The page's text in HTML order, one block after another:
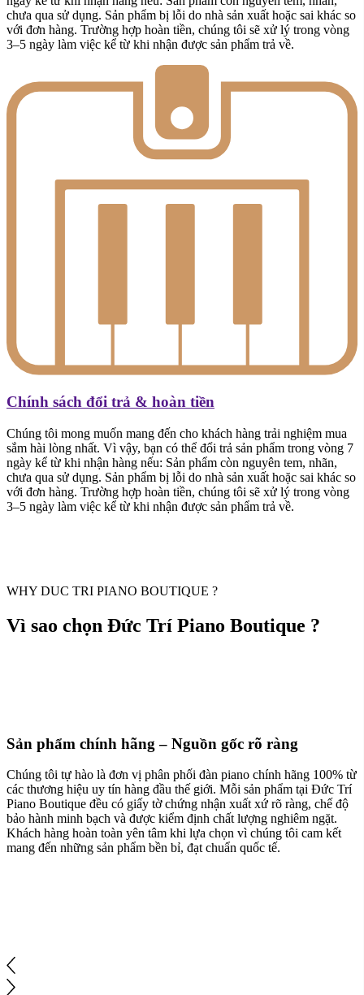
chưa qua sử dụng. Sản phẩm bị lỗi do nhà sản xuất hoặc sai khác so
với đơn hàng. Trường hợp hoàn tiền, chúng tôi sẽ xử lý trong vòng
3–5 ngày làm việc kể từ khi nhận được sản phẩm trả về.
Chính sách đổi trả & hoàn tiền
Chúng tôi mong muốn mang đến cho khách hàng trải nghiệm mua
sắm hài lòng nhất. Vì vậy, bạn có thể đổi trả sản phẩm trong vòng 7
ngày kể từ khi nhận hàng nếu: Sản phẩm còn nguyên tem, nhãn,
chưa qua sử dụng. Sản phẩm bị lỗi do nhà sản xuất hoặc sai khác so
với đơn hàng. Trường hợp hoàn tiền, chúng tôi sẽ xử lý trong vòng
3–5 ngày làm việc kể từ khi nhận được sản phẩm trả về.
WHY DUC TRI PIANO BOUTIQUE ?
Vì sao chọn Đức Trí Piano Boutique ?
Sản phẩm chính hãng – Nguồn gốc rõ ràng
Chúng tôi tự hào là đơn vị phân phối đàn piano chính hãng 100% từ
các thương hiệu uy tín hàng đầu thế giới. Mỗi sản phẩm tại Đức Trí
Piano Boutique đều có giấy tờ chứng nhận xuất xứ rõ ràng, chế độ
bảo hành minh bạch và được kiểm định chất lượng nghiêm ngặt.
Khách hàng hoàn toàn yên tâm khi lựa chọn vì chúng tôi cam kết
mang đến những sản phẩm bền bỉ, đạt chuẩn quốc tế.